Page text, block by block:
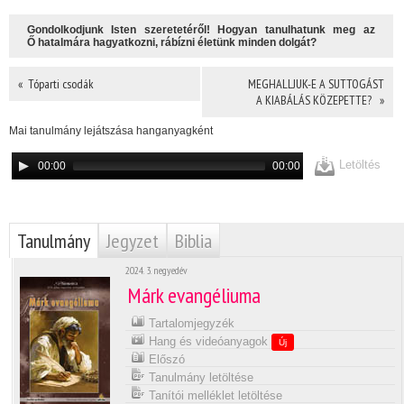
Gondolkodjunk Isten szeretetéről! Hogyan tanulhatunk meg az
Ő hatalmára hagyatkozni, rábízni életünk minden dolgát?
« Tóparti csodák
MEGHALLJUK-E A SUTTOGÁST
A KIABÁLÁS KÖZEPETTE? »
Mai tanulmány lejátszása hanganyagként
00:00 00:00 Letöltés
Tanulmány Jegyzet Biblia
2024. 3. negyedév
Márk evangéliuma
Tartalomjegyzék
Hang és videóanyagok
Új
Előszó
Tanulmány letöltése
Tanítói melléklet letöltése